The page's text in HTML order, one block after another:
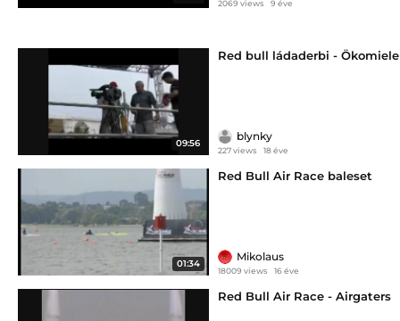
2069 views 9 éve
09:56
Red bull ládaderbi - Ökomiele
blynky
227 views 18 éve
01:34
Red Bull Air Race baleset
Mikolaus
18009 views 16 éve
Red Bull Air Race - Airgaters